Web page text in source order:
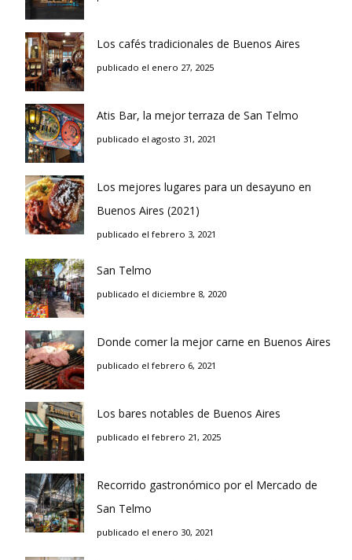
Los cafés tradicionales de Buenos Aires
publicado el enero 27, 2025
Atis Bar, la mejor terraza de San Telmo
publicado el agosto 31, 2021
Los mejores lugares para un desayuno en
Buenos Aires (2021)
publicado el febrero 3, 2021
San Telmo
publicado el diciembre 8, 2020
Donde comer la mejor carne en Buenos Aires
publicado el febrero 6, 2021
Los bares notables de Buenos Aires
publicado el febrero 21, 2025
Recorrido gastronómico por el Mercado de
San Telmo
publicado el enero 30, 2021